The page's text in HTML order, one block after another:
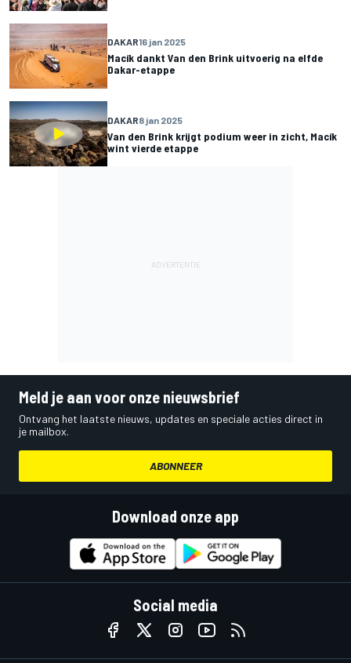
DAKAR16 jan 2025
Macík dankt Van den Brink uitvoerig na elfde
Dakar-etappe
DAKAR8 jan 2025
Van den Brink krijgt podium weer in zicht, Macík
wint vierde etappe
Meld je aan voor onze nieuwsbrief
Ontvang het laatste nieuws, updates en speciale acties direct in
je mailbox.
ABONNEER
Download onze app
Social media